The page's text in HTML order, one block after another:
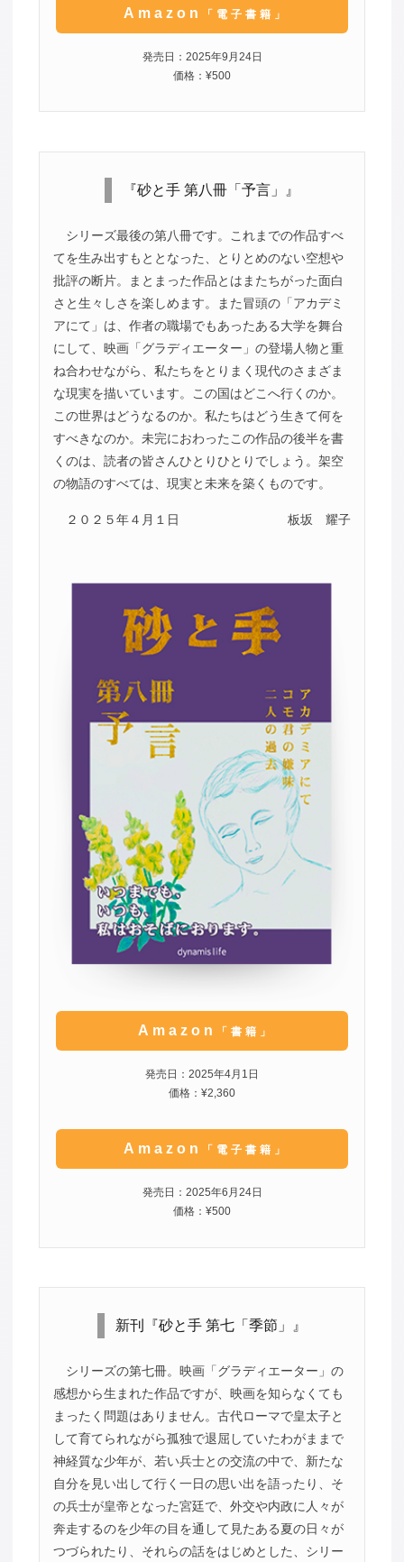
Amazon 「電子書籍」
発売日：2025年9月24日
価格：¥500
『砂と手 第八冊「予言」』
シリーズ最後の第八冊です。これまでの作品すべ
てを生み出すもととなった、とりとめのない空想や
批評の断片。まとまった作品とはまたちがった面白
さと生々しさを楽しめます。また冒頭の「アカデミ
アにて」は、作者の職場でもあったある大学を舞台
にして、映画「グラディエーター」の登場人物と重
ね合わせながら、私たちをとりまく現代のさまざま
な現実を描いています。この国はどこへ行くのか。
この世界はどうなるのか。私たちはどう生きて何を
すべきなのか。未完におわったこの作品の後半を書
くのは、読者の皆さんひとりひとりでしょう。架空
の物語のすべては、現実と未来を築くものです。
２０２５年４月１日 板坂 耀子
Amazon 「書籍」
発売日：2025年4月1日
価格：¥2,360
Amazon 「電子書籍」
発売日：2025年6月24日
価格：¥500
新刊『砂と手 第七「季節」』
シリーズの第七冊。映画「グラディエーター」の
感想から生まれた作品ですが、映画を知らなくても
まったく問題はありません。古代ローマで皇太子と
して育てられながら孤独で退屈していたわがままで
神経質な少年が、若い兵士との交流の中で、新たな
自分を見い出して行く一日の思い出を語ったり、そ
の兵士が皇帝となった宮廷で、外交や内政に人々が
奔走するのを少年の目を通して見たある夏の日々が
つづられたり、それらの話をはじめとした、シリー